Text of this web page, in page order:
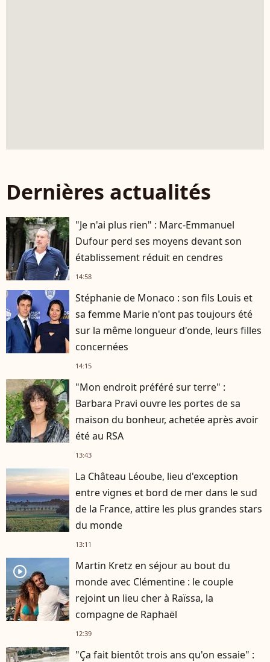
Dernières actualités
"Je n'ai plus rien" : Marc-Emmanuel
Dufour perd ses moyens devant son
établissement réduit en cendres
14:58
Stéphanie de Monaco : son fils Louis et
sa femme Marie n'ont pas toujours été
sur la même longueur d'onde, leurs filles
concernées
14:15
"Mon endroit préféré sur terre" :
Barbara Pravi ouvre les portes de sa
maison du bonheur, achetée après avoir
été au RSA
13:43
La Château Léoube, lieu d'exception
entre vignes et bord de mer dans le sud
de la France, attire les plus grandes stars
du monde
13:11
player2
Martin Kretz en séjour au bout du
monde avec Clémentine : le couple
rejoint un lieu cher à Raïssa, la
compagne de Raphaël
12:39
"Ça fait bientôt trois ans qu'on essaie" :